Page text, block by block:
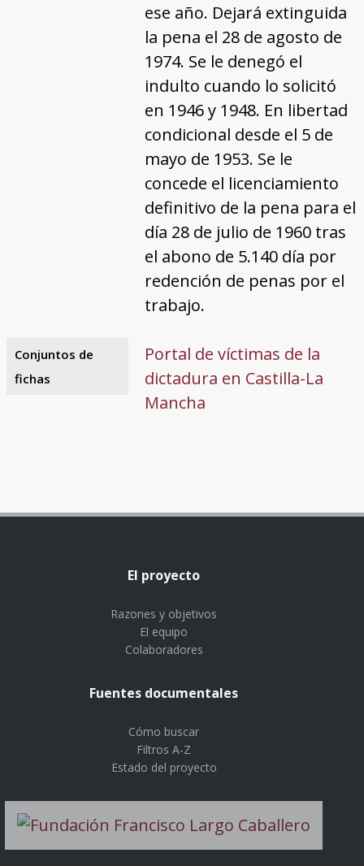
ese año. Dejará extinguida
la pena el 28 de agosto de
1974. Se le denegó el
indulto cuando lo solicitó
en 1946 y 1948. En libertad
condicional desde el 5 de
mayo de 1953. Se le
concede el licenciamiento
definitivo de la pena para el
día 28 de julio de 1960 tras
el abono de 5.140 día por
redención de penas por el
trabajo.
Conjuntos de
fichas
Portal de víctimas de la
dictadura en Castilla-La
Mancha
El proyecto
Razones y objetivos
El equipo
Colaboradores
Fuentes documentales
Cómo buscar
Filtros A-Z
Estado del proyecto